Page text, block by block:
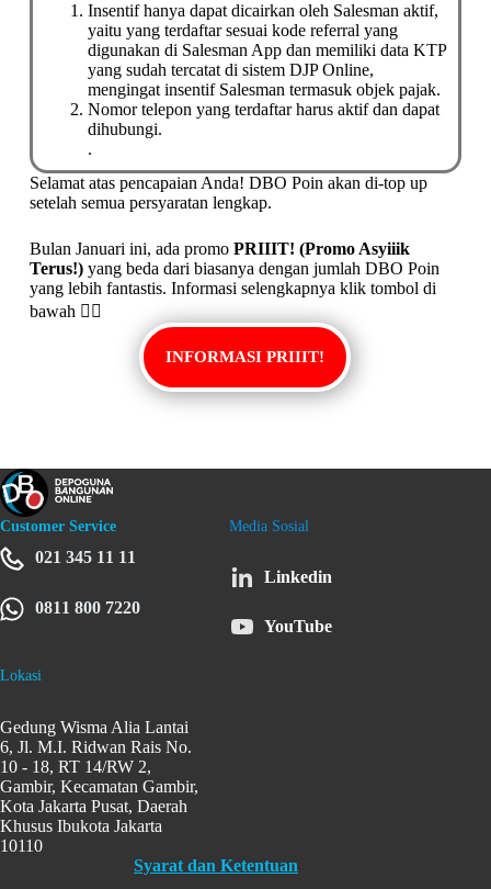
Insentif hanya dapat dicairkan oleh Salesman aktif,
yaitu yang terdaftar sesuai kode referral yang
digunakan di Salesman App dan memiliki data KTP
yang sudah tercatat di sistem DJP Online,
mengingat insentif Salesman termasuk objek pajak.
Nomor telepon yang terdaftar harus aktif dan dapat
dihubungi.
.
Selamat atas pencapaian Anda! DBO Poin akan di-top up
setelah semua persyaratan lengkap.
Bulan Januari ini, ada promo PRIIIT! (Promo Asyiiik
Terus!)yang beda dari biasanya dengan jumlah DBO Poin
yang lebih fantastis. Informasi selengkapnya klik tombol di
bawah 👇🏼
INFORMASI PRIIIT!
Customer Service
021 345 11 11
0811 800 7220
Media Sosial
Linkedin
YouTube
Lokasi
Gedung Wisma Alia Lantai
6, Jl. M.I. Ridwan Rais No.
10 - 18, RT 14/RW 2,
Gambir, Kecamatan Gambir,
Kota Jakarta Pusat, Daerah
Khusus Ibukota Jakarta
10110
Syarat dan Ketentuan